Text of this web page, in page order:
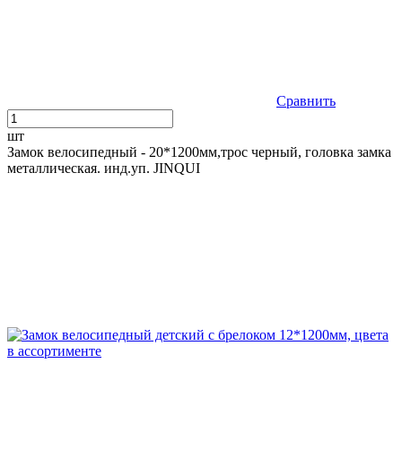
Сравнить
шт
Замок велосипедный - 20*1200мм,трос черный, головка замка
металлическая. инд.уп. JINQUI